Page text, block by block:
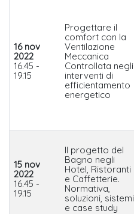
16 nov
2022
16.45 -
19.15
Progettare il
comfort con la
Ventilazione
Meccanica
Controllata negli
interventi di
efficientamento
energetico
15 nov
2022
16.45 -
19.15
Il progetto del
Bagno negli
Hotel, Ristoranti
e Caffetterie.
Normativa,
soluzioni, sistemi
e case study